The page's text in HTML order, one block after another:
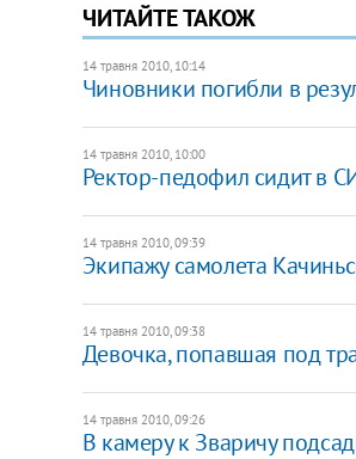
ЧИТАЙТЕ ТАКОЖ
14 травня 2010, 10:14
Чиновники погибли в
14 травня 2010, 10:00
Ректор-педофил сидит в
14 травня 2010, 09:39
Экипажу самолета
14 травня 2010, 09:38
Девочка, попавшая под
14 травня 2010, 09:26
В камеру к Зваричу